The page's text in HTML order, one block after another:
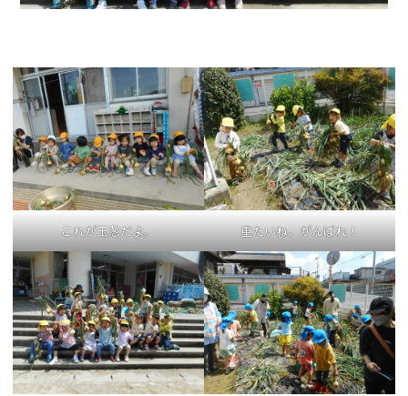
これが玉葱だよ。 重たいね、がんばれ！